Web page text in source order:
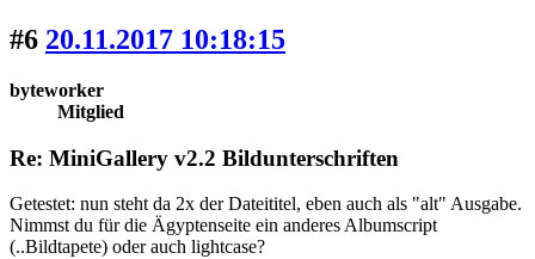
#6 20.11.2017 10:18:15
byteworker
Mitglied
Re: MiniGallery v2.2 Bildunterschriften
Getestet: nun steht da 2x der Dateititel, eben auch als "alt" Ausgabe.
Nimmst du für die Ägyptenseite ein anderes Albumscript
(..Bildtapete) oder auch lightcase?